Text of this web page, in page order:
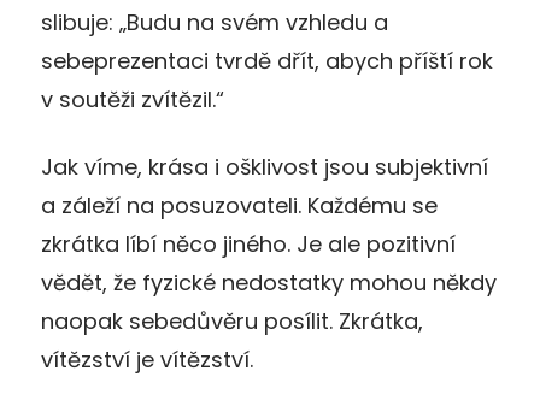
slibuje: „Budu na svém vzhledu a
sebeprezentaci tvrdě dřít, abych příští rok
v soutěži zvítězil.“
Jak víme, krása i ošklivost jsou subjektivní
a záleží na posuzovateli. Každému se
zkrátka líbí něco jiného. Je ale pozitivní
vědět, že fyzické nedostatky mohou někdy
naopak sebedůvěru posílit. Zkrátka,
vítězství je vítězství.